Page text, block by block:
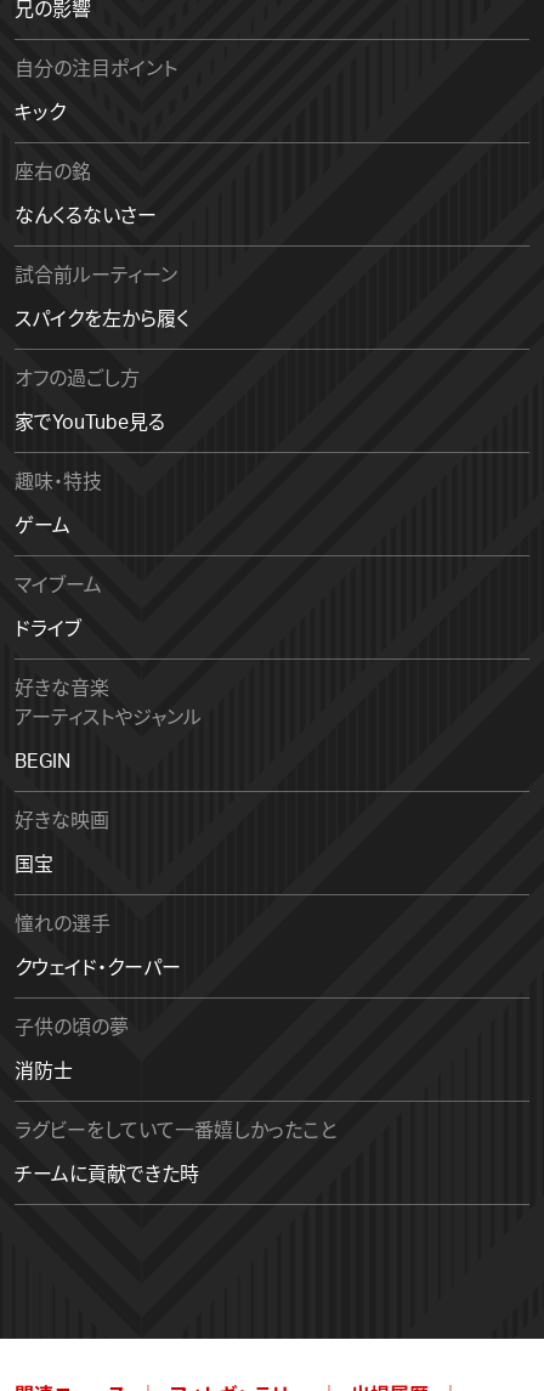
兄の影響
自分の注目ポイント
キック
座右の銘
なんくるないさー
試合前ルーティーン
スパイクを左から履く
オフの過ごし方
家でYouTube見る
趣味・特技
ゲーム
マイブーム
ドライブ
好きな音楽
アーティストやジャンル
BEGIN
好きな映画
国宝
憧れの選手
クウェイド・クーパー
子供の頃の夢
消防士
ラグビーをしていて一番嬉しかったこと
チームに貢献できた時